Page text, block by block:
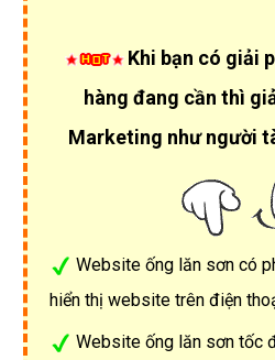
Khi bạn có giải
hàng đang cần thì
Marketing như người
Website ống lăn sơn có
hiển thị website trên điện
Website ống lăn sơn tốc